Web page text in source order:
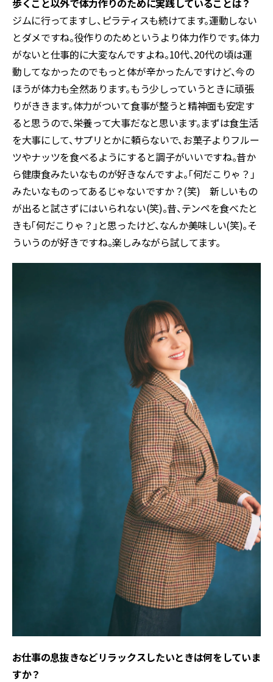
ジムに行ってますし、ピラティスも続けてます。運動しない
とダメですね。役作りのためというより体力作りです。体力
がないと仕事的に大変なんですよね。10代、20代の頃は運
動してなかったのでもっと体が辛かったんですけど、今の
ほうが体力も全然あります。もう少しっていうときに頑張
りがききます。体力がついて食事が整うと精神面も安定す
ると思うので、栄養って大事だなと思います。まずは食生活
を大事にして、サプリとかに頼らないで、お菓子よりフルー
ツやナッツを食べるようにすると調子がいいですね。昔か
ら健康食みたいなものが好きなんですよ。「何だこりゃ？」
みたいなものってあるじゃないですか？(笑) 新しいもの
が出ると試さずにはいられない(笑)。昔、テンペを食べたと
きも「何だこりゃ？」と思ったけど、なんか美味しい(笑)。そ
ういうのが好きですね。楽しみながら試してます。
――お仕事の息抜きなどリラックスしたいときは何をしていま
すか？